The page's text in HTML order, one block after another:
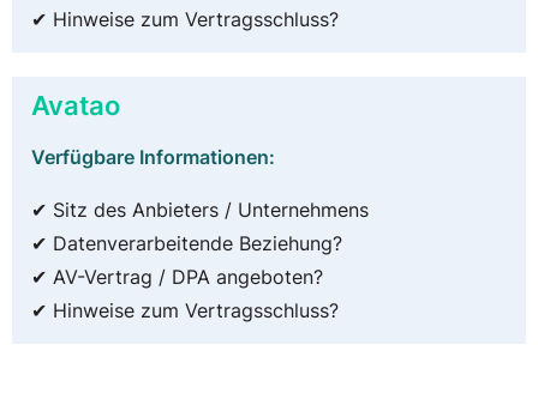
✔ Hinweise zum Vertragsschluss?
Avatao
Verfügbare Informationen:
✔ Sitz des Anbieters / Unternehmens
✔ Datenverarbeitende Beziehung?
✔ AV-Vertrag / DPA angeboten?
✔ Hinweise zum Vertragsschluss?